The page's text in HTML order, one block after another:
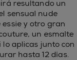
resultando un
sensual nude
y otro gran
un esmalte
aplicas junto con
hasta 12 días.